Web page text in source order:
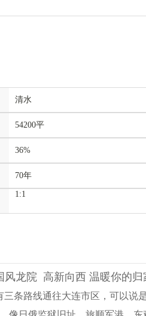
清水
54200平
36%
70年
1:1
风龙院 高新向西 温暖你的归
三条路线通往大连市区，可以说